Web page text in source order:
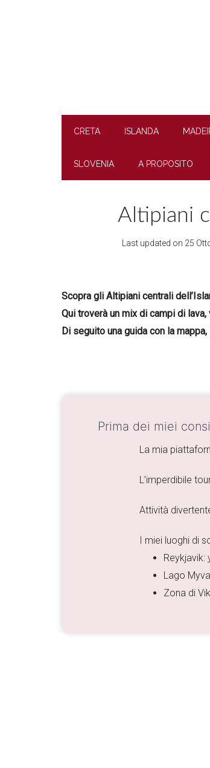
CRETA ISLANDA
SLOVENIA A PROPOSITO
Altipiani
Last updated on 25
Scopra gli Altipiani centrali
Qui troverà un mix di campi di
Di seguito una guida con la
Prima dei miei
La mia
L’imperdibile
Attività
I miei luoghi di
Reykjavik:
Lago
Zona di